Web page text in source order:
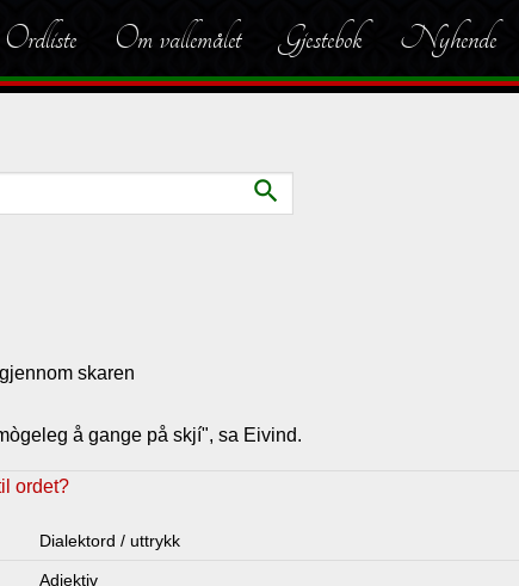
Ordliste Om vallemålet Gjestebok Nyhende
search
skaren
å gange på skjí", sa Eivind.
ordet?
Dialektord / uttrykk
Adjektiv